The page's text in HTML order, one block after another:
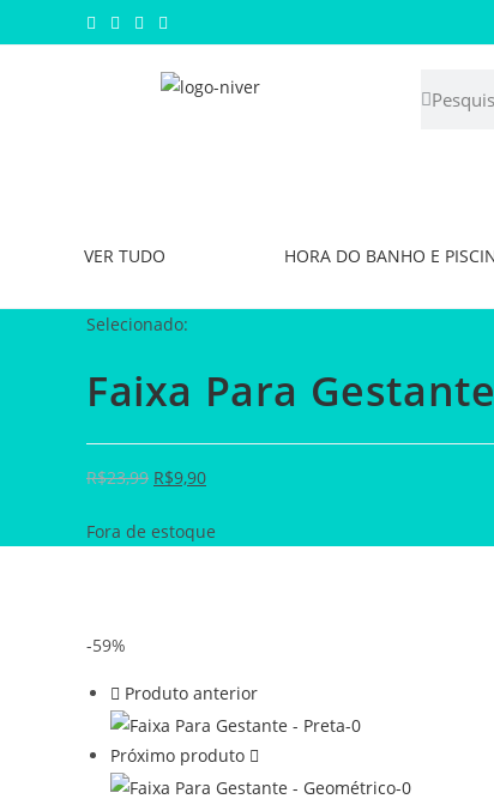
VER TUDO HORA DO BANHO E
Selecionado:
Faixa Para
R$23,99 R$9,90
Fora de estoque
-59%
Produto anterior
Próximo produto